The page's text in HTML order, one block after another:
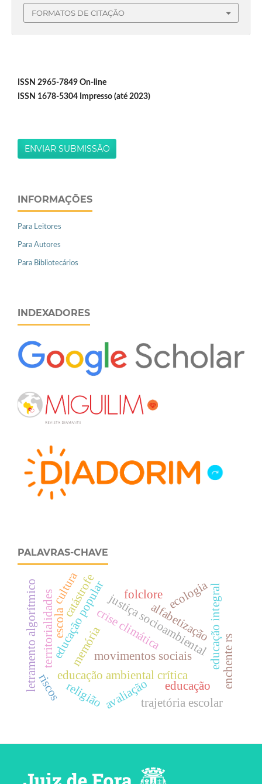
FORMATOS DE CITAÇÃO
ISSN 2965-7849 On-line
ISSN 1678-5304 Impresso (até 2023)
ENVIAR SUBMISSÃO
INFORMAÇÕES
Para Leitores
Para Autores
Para Bibliotecários
INDEXADORES
PALAVRAS-CHAVE
educação ambiental crítica
movimentos sociais
justiça socioambiental
educação popular educação integral
avaliação
territorialidades alfabetização
crise climática
letramento algorítmico memória
educação
escola
ecologia
religião
catástrofe
trajetória escolar
enchente rs
folclore
cultura
riscos